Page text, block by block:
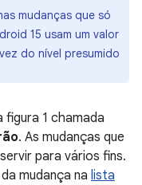
mudanças que só
15 usam um valor
do nível presumido
1 chamada
. As mudanças que
para vários fins.
mudança na lista